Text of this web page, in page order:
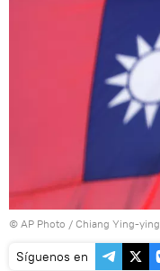
© AP Photo / Chiang Ying-ying
Síguenos en